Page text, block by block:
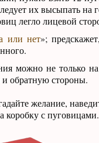
их высыпать на
легло лицевой
или нет»;
можно не только
обратную стороны.
желание,
коробку с пуговицами.